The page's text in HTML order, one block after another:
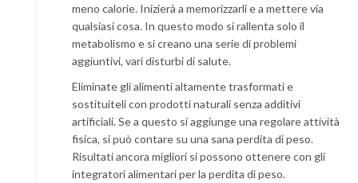
meno calorie. Inizierà a memorizzarli e a mettere via
qualsiasi cosa. In questo modo si rallenta solo il
metabolismo e si creano una serie di problemi
aggiuntivi, vari disturbi di salute.
Eliminate gli alimenti altamente trasformati e
sostituiteli con prodotti naturali senza additivi
artificiali. Se a questo si aggiunge una regolare attività
fisica, si può contare su una sana perdita di peso.
Risultati ancora migliori si possono ottenere con gli
integratori alimentari per la perdita di peso.